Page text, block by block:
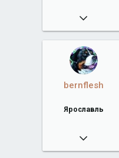
10.05.2008
5 317
Город
bernflesh
Ярославль
10.05.2008
5 317